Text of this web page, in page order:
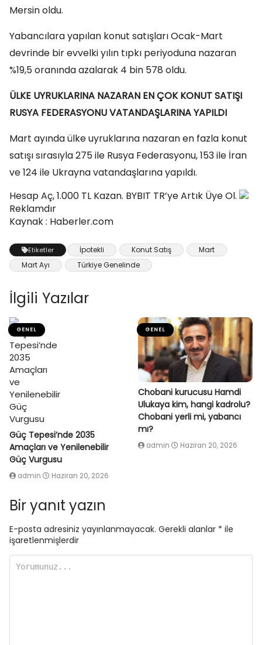
Mersin oldu.
Yabancılara yapılan konut satışları Ocak-Mart
devrinde bir evvelki yılın tıpkı periyoduna nazaran
%19,5 oranında azalarak 4 bin 578 oldu.
ÜLKE UYRUKLARINA NAZARAN EN ÇOK KONUT SATIŞI
RUSYA FEDERASYONU VATANDAŞLARINA YAPILDI
Mart ayında ülke uyruklarına nazaran en fazla konut
satışı sırasıyla 275 ile Rusya Federasyonu, 153 ile İran
ve 124 ile Ukrayna vatandaşlarına yapıldı.
Hesap Aç, 1.000 TL Kazan. BYBIT TR’ye Artık Üye Ol.
Reklamdır
Kaynak : Haberler.com
Etiketler İpotekli Konut Satış
Mart
Mart Ayı
Türkiye Genelinde
İlgili Yazılar
GENEL
Güç Tepesi’nde 2035
Amaçları ve Yenilenebilir
Güç Vurgusu
admin Haziran 20, 2026
GENEL
Chobani kurucusu Hamdi
Ulukaya kim, hangi kadrolu?
Chobani yerli mi, yabancı
mı?
admin Haziran 20, 2026
Bir yanıt yazın
E-posta adresiniz yayınlanmayacak. Gerekli alanlar * ile
işaretlenmişlerdir